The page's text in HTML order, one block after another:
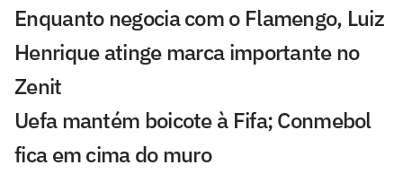
Enquanto negocia com o Flamengo, Luiz
Henrique atinge marca importante no
Zenit
Uefa mantém boicote à Fifa; Conmebol
fica em cima do muro